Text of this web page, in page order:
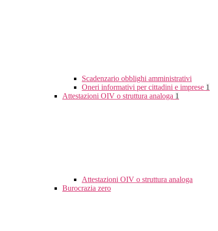
Scadenzario obblighi amministrativi
Oneri informativi per cittadini e imprese 1
Attestazioni OIV o struttura analoga 1
Attestazioni OIV o struttura analoga
Burocrazia zero